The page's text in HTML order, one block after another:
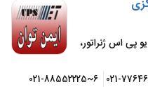
پی اس ژنراتور،
021-
021-88552225~6